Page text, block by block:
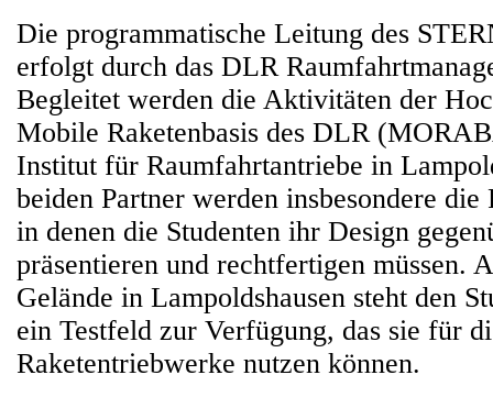
Die programmatische Leitung des
erfolgt durch das DLR
Begleitet werden die Aktivitäten der
Mobile Raketenbasis des DLR
Institut für Raumfahrtantriebe in
beiden Partner werden insbesondere
in denen die Studenten ihr Design
präsentieren und rechtfertigen müssen.
Gelände in Lampoldshausen steht den
ein Testfeld zur Verfügung, das sie für
Raketentriebwerke nutzen können.